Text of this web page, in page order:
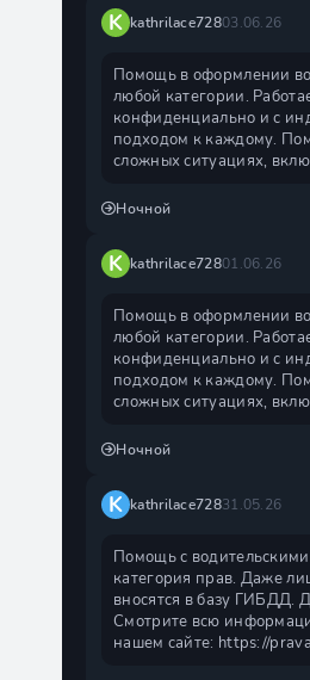
K kathrilace72803.06.26
Помощь в оформлении
любой категории.
конфиденциально и с
подходом к каждому.
сложных ситуациях,
Ночной
K kathrilace72801.06.26
Помощь в оформлении
любой категории.
конфиденциально и с
подходом к каждому.
сложных ситуациях,
Ночной
K kathrilace72831.05.26
Помощь с
категория прав. Даже
вносятся в базу ГИБДД.
Смотрите всю
нашем сайте: https://